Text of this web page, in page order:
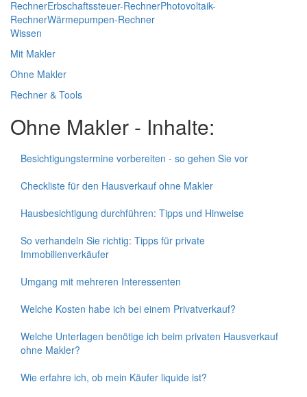
RechnerErbschaftssteuer-RechnerPhotovoltaik-
RechnerWärmepumpen-Rechner
Wissen
Mit Makler
Ohne Makler
Rechner & Tools
Ohne Makler - Inhalte:
Besichtigungstermine vorbereiten - so gehen Sie vor
Checkliste für den Hausverkauf ohne Makler
Hausbesichtigung durchführen: Tipps und Hinweise
So verhandeln Sie richtig: Tipps für private
Immobilienverkäufer
Umgang mit mehreren Interessenten
Welche Kosten habe ich bei einem Privatverkauf?
Welche Unterlagen benötige ich beim privaten Hausverkauf
ohne Makler?
Wie erfahre ich, ob mein Käufer liquide ist?